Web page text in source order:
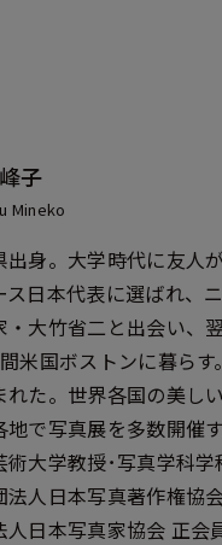
子
Mineko
出身。大学時代に友人
ス日本代表に選ばれ、
・大竹省二と出会い、
米国ボストンに暮ら
れた。世界各国の美し
地で写真展を多数開催
術大学教授･写真学科
法人日本写真著作権協会
人日本写真家協会 正会